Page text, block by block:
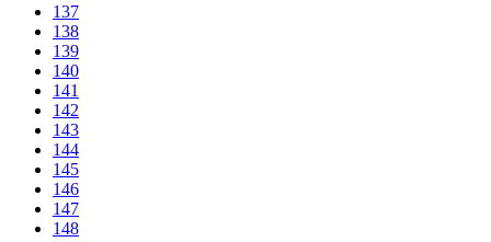
137
138
139
140
141
142
143
144
145
146
147
148